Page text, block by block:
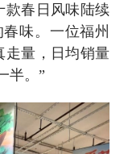
款春日风味陆续
味。一位福州
走量，日均销量
半。”